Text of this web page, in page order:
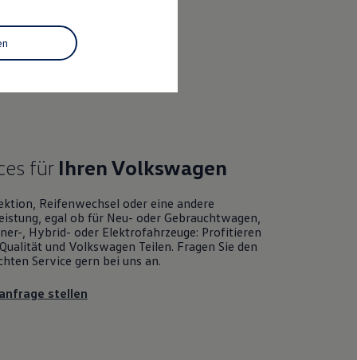
für IhrenVolkswagen
Reifenwechsel oder eine andere
egal ob für Neu- oder Gebrauchtwagen
, Hybrid- oder Elektrofahrzeuge: Profitieren
und Volkswagen Teilen. Fragen Sie den
Service gern bei uns an.
stellen